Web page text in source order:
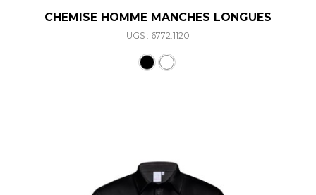
CHEMISE HOMME MANCHES LONGUES
UGS : 6772.1120